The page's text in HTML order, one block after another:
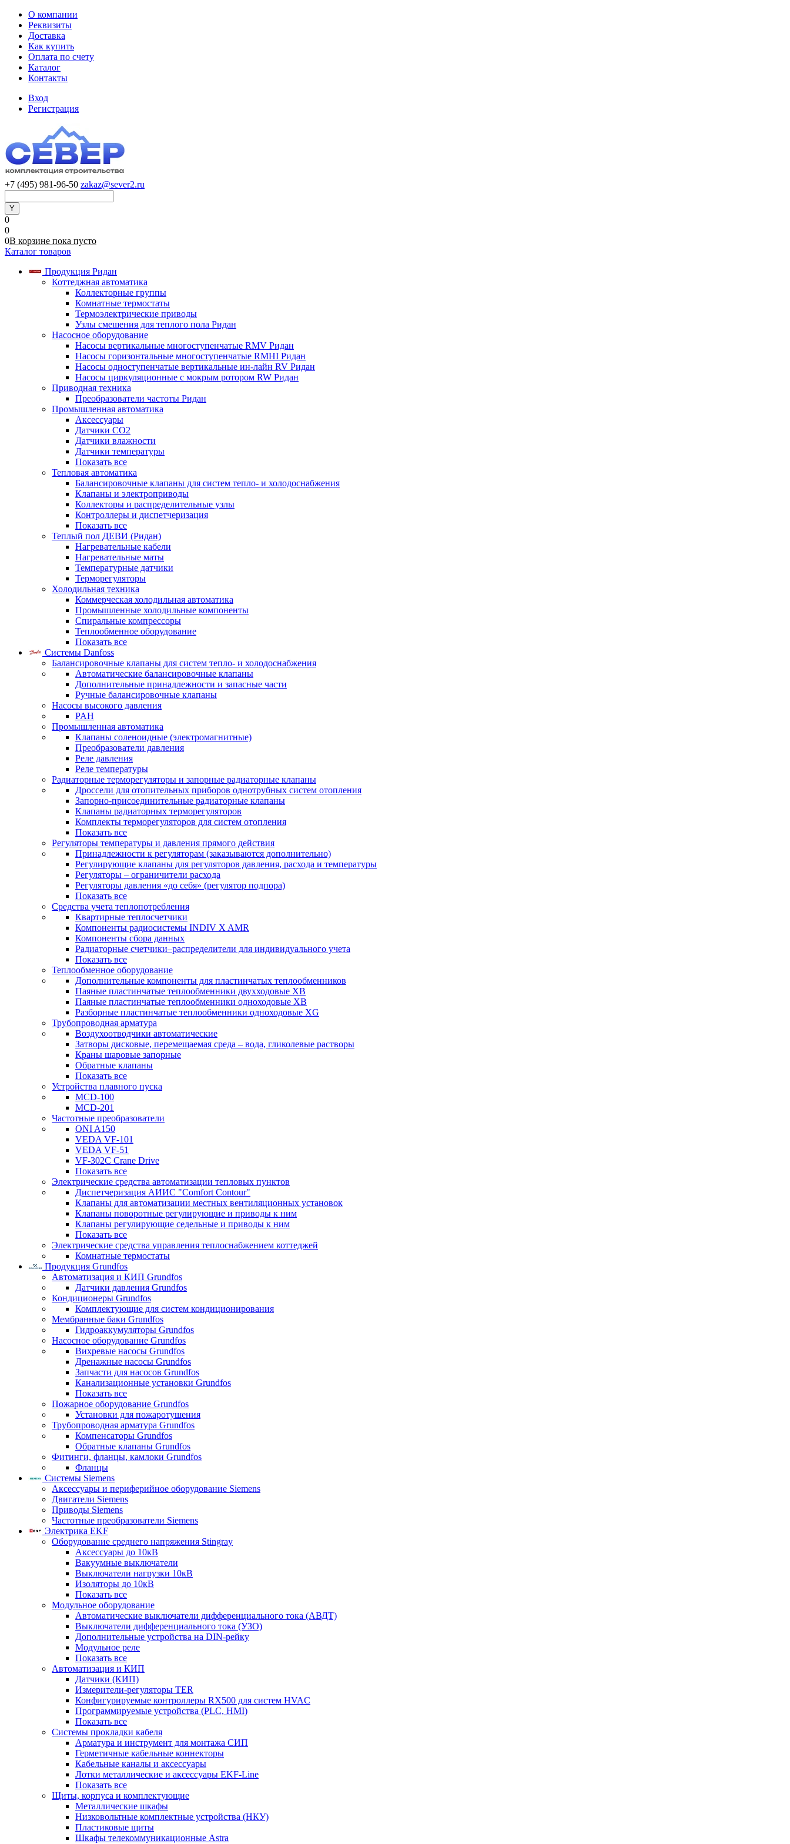
О компании
Реквизиты
Доставка
Как купить
Оплата по счету
Каталог
Контакты
Вход
Регистрация
+7 (495) 981-96-50 zakaz@sever2.ru
0
0
0В корзине пока пусто
Каталог товаров
Продукция Ридан
Коттеджная автоматика
Коллекторные группы
Комнатные термостаты
Термоэлектрические приводы
Узлы смешения для теплого пола Ридан
Насосное оборудование
Насосы вертикальные многоступенчатые RMV Ридан
Насосы горизонтальные многоступенчатые RMHI Ридан
Насосы одноступенчатые вертикальные ин-лайн RV Ридан
Насосы циркуляционные с мокрым ротором RW Ридан
Приводная техника
Преобразователи частоты Ридан
Промышленная автоматика
Аксессуары
Датчики CO2
Датчики влажности
Датчики температуры
Показать все
Тепловая автоматика
Балансировочные клапаны для систем тепло- и холодоснабжения
Клапаны и электроприводы
Коллекторы и распределительные узлы
Контроллеры и диспетчеризация
Показать все
Теплый пол ДЕВИ (Ридан)
Нагревательные кабели
Нагревательные маты
Температурные датчики
Терморегуляторы
Холодильная техника
Коммерческая холодильная автоматика
Промышленные холодильные компоненты
Спиральные компрессоры
Теплообменное оборудование
Показать все
Системы Danfoss
Балансировочные клапаны для систем тепло- и холодоснабжения
Автоматические балансировочные клапаны
Дополнительные принадлежности и запасные части
Ручные балансировочные клапаны
Насосы высокого давления
PAH
Промышленная автоматика
Клапаны соленоидные (электромагнитные)
Преобразователи давления
Реле давления
Реле температуры
Радиаторные терморегуляторы и запорные радиаторные клапаны
Дроссели для отопительных приборов однотрубных систем отопления
Запорно-присоединительные радиаторные клапаны
Клапаны радиаторных терморегуляторов
Комплекты терморегуляторов для систем отопления
Показать все
Регуляторы температуры и давления прямого действия
Принадлежности к регуляторам (заказываются дополнительно)
Регулирующие клапаны для регуляторов давления, расхода и температуры
Регуляторы – ограничители расхода
Регуляторы давления «до себя» (регулятор подпора)
Показать все
Средства учета теплопотребления
Квартирные теплосчетчики
Компоненты радиосистемы INDIV X AMR
Компоненты сбора данных
Радиаторные счетчики–распределители для индивидуального учета
Показать все
Теплообменное оборудование
Дополнительные компоненты для пластинчатых теплообменников
Паяные пластинчатые теплообменники двухходовые XB
Паяные пластинчатые теплообменники одноходовые ХВ
Разборные пластинчатые теплообменники одноходовые ХG
Трубопроводная арматура
Воздухоотводчики автоматические
Затворы дисковые, перемещаемая среда – вода, гликолевые растворы
Краны шаровые запорные
Обратные клапаны
Показать все
Устройства плавного пуска
MCD-100
MCD-201
Частотные преобразователи
ONI A150
VEDA VF-101
VEDA VF-51
VF-302C Crane Drive
Показать все
Электрические средства автоматизации тепловых пунктов
Диспетчеризация АИИС "Comfort Contour"
Клапаны для автоматизации местных вентиляционных установок
Клапаны поворотные регулирующие и приводы к ним
Клапаны регулирующие седельные и приводы к ним
Показать все
Электрические средства управления теплоснабжением коттеджей
Комнатные термостаты
Продукция Grundfos
Автоматизация и КИП Grundfos
Датчики давления Grundfos
Кондиционеры Grundfos
Комплектующие для систем кондиционирования
Мембранные баки Grundfos
Гидроаккумуляторы Grundfos
Насосное оборудование Grundfos
Вихревые насосы Grundfos
Дренажные насосы Grundfos
Запчасти для насосов Grundfos
Канализационные установки Grundfos
Показать все
Пожарное оборудование Grundfos
Установки для пожаротушения
Трубопроводная арматура Grundfos
Компенсаторы Grundfos
Обратные клапаны Grundfos
Фитинги, фланцы, камлоки Grundfos
Фланцы
Системы Siemens
Аксессуары и периферийное оборудование Siemens
Двигатели Siemens
Приводы Siemens
Частотные преобразователи Siemens
Электрика EKF
Оборудование среднего напряжения Stingray
Аксессуары до 10кВ
Вакуумные выключатели
Выключатели нагрузки 10кВ
Изоляторы до 10кВ
Показать все
Модульное оборудование
Автоматические выключатели дифференциального тока (АВДТ)
Выключатели дифференциального тока (УЗО)
Дополнительные устройства на DIN-рейку
Модульное реле
Показать все
Автоматизация и КИП
Датчики (КИП)
Измерители-регуляторы TER
Конфигурируемые контроллеры RX500 для систем HVAC
Программируемые устройства (PLC, HMI)
Показать все
Системы прокладки кабеля
Арматура и инструмент для монтажа СИП
Герметичные кабельные коннекторы
Кабельные каналы и аксессуары
Лотки металлические и аксессуары EKF-Line
Показать все
Щиты, корпуса и комплектующие
Металлические шкафы
Низковольтные комплектные устройства (НКУ)
Пластиковые щиты
Шкафы телекоммуникационные Astra